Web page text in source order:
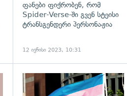
ფანები ფიქრობენ, რომ
Spider-Verse-ში გვენ სტეისი
ტრანსგენდერი პერსონაჟია
12 ივნისი 2023, 10:31
გადახედვა